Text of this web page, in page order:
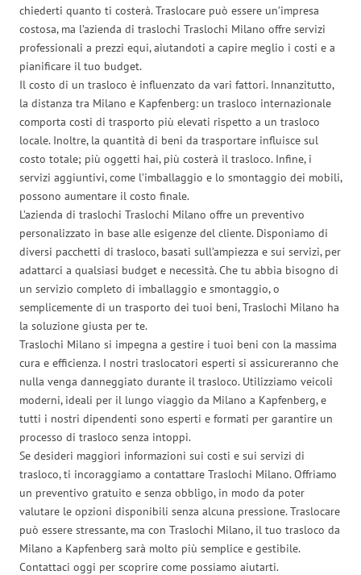
chiederti quanto ti costerà. Traslocare può essere un’impresa
costosa, ma l’azienda di traslochi Traslochi Milano offre servizi
professionali a prezzi equi, aiutandoti a capire meglio i costi e a
pianificare il tuo budget.
Il costo di un trasloco è influenzato da vari fattori. Innanzitutto,
la distanza tra Milano e Kapfenberg: un trasloco internazionale
comporta costi di trasporto più elevati rispetto a un trasloco
locale. Inoltre, la quantità di beni da trasportare influisce sul
costo totale; più oggetti hai, più costerà il trasloco. Infine, i
servizi aggiuntivi, come l’imballaggio e lo smontaggio dei mobili,
possono aumentare il costo finale.
L’azienda di traslochi Traslochi Milano offre un preventivo
personalizzato in base alle esigenze del cliente. Disponiamo di
diversi pacchetti di trasloco, basati sull’ampiezza e sui servizi, per
adattarci a qualsiasi budget e necessità. Che tu abbia bisogno di
un servizio completo di imballaggio e smontaggio, o
semplicemente di un trasporto dei tuoi beni, Traslochi Milano ha
la soluzione giusta per te.
Traslochi Milano si impegna a gestire i tuoi beni con la massima
cura e efficienza. I nostri traslocatori esperti si assicureranno che
nulla venga danneggiato durante il trasloco. Utilizziamo veicoli
moderni, ideali per il lungo viaggio da Milano a Kapfenberg, e
tutti i nostri dipendenti sono esperti e formati per garantire un
processo di trasloco senza intoppi.
Se desideri maggiori informazioni sui costi e sui servizi di
trasloco, ti incoraggiamo a contattare Traslochi Milano. Offriamo
un preventivo gratuito e senza obbligo, in modo da poter
valutare le opzioni disponibili senza alcuna pressione. Traslocare
può essere stressante, ma con Traslochi Milano, il tuo trasloco da
Milano a Kapfenberg sarà molto più semplice e gestibile.
Contattaci oggi per scoprire come possiamo aiutarti.